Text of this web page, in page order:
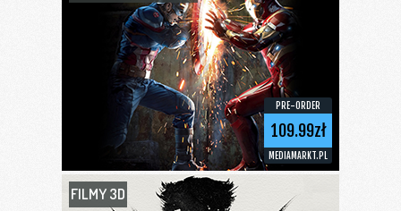
PRE-ORDER
109.99zł
MEDIAMARKT.PL
FILMY 3D